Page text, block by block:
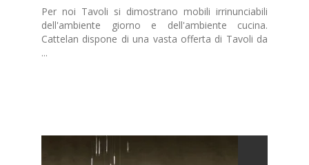
Per noi Tavoli si dimostrano mobili irrinunciabili
dell'ambiente giorno e dell'ambiente cucina.
Cattelan dispone di una vasta offerta di Tavoli da
...